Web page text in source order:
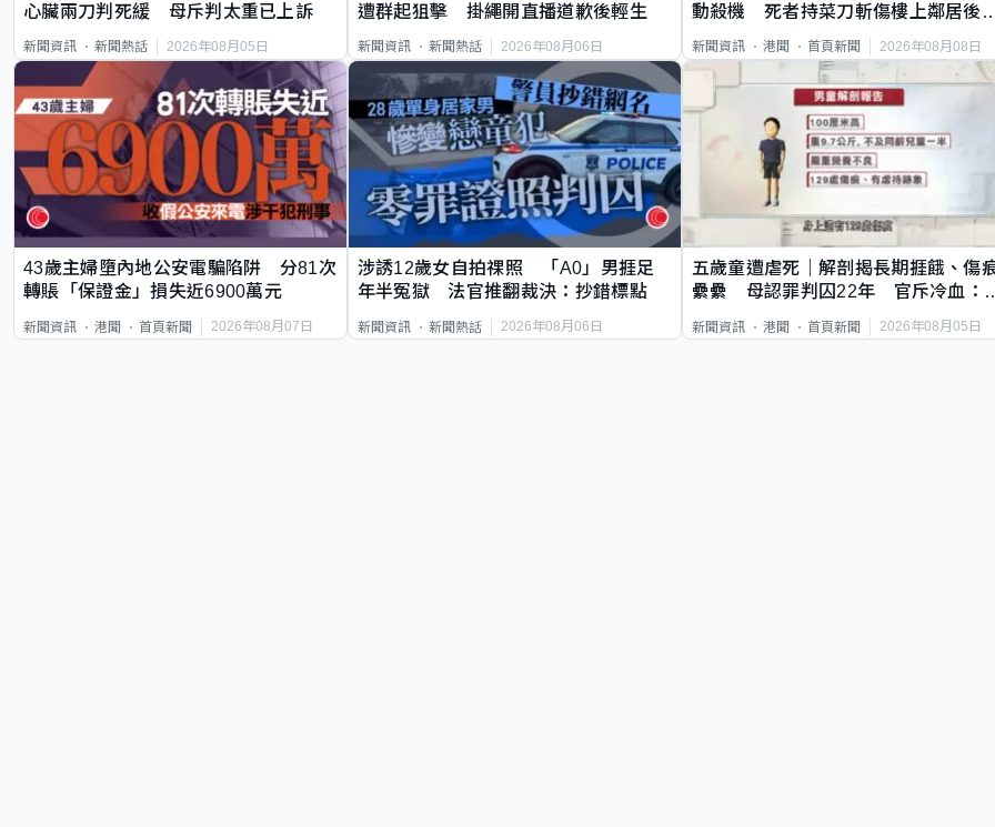
心臟兩刀判死緩 母斥判太重已上訴
新聞資訊 新聞熱話 2026年08月05日
遭群起狙擊 掛繩開直播道歉後輕生
新聞資訊 新聞熱話 2026年08月06日
動殺機 死者持菜刀斬傷樓上鄰居後
新聞資訊 港聞 首頁新聞 2026年08月08日
43歲主婦墮內地公安電騙陷阱 分81次
轉賬「保證金」損失近6900萬元
新聞資訊 港聞 首頁新聞 2026年08月07日
涉誘12歲女自拍祼照 「A0」男捱足
年半冤獄 法官推翻裁決：抄錯標點
新聞資訊 新聞熱話 2026年08月06日
五歲童遭虐死｜解剖揭長期捱餓、傷
纍纍 母認罪判囚22年 官斥冷血：
新聞資訊 港聞 首頁新聞 2026年08月05日